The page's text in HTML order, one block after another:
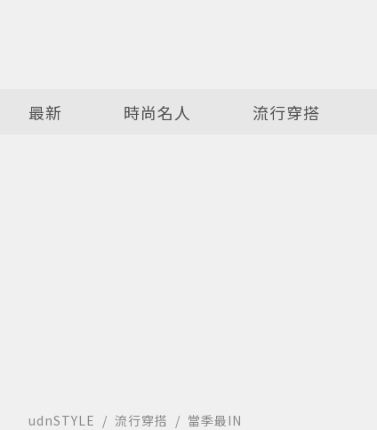
最新 時尚名人 流行穿搭
udnSTYLE 流行穿搭 當季最IN